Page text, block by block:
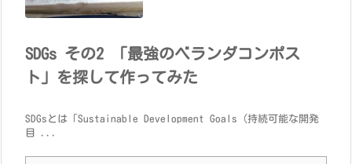
SDGs その2 「最強のベランダコンポス
ト」を探して作ってみた
SDGsとは「Sustainable Development Goals（持続可能な開発
目 ...